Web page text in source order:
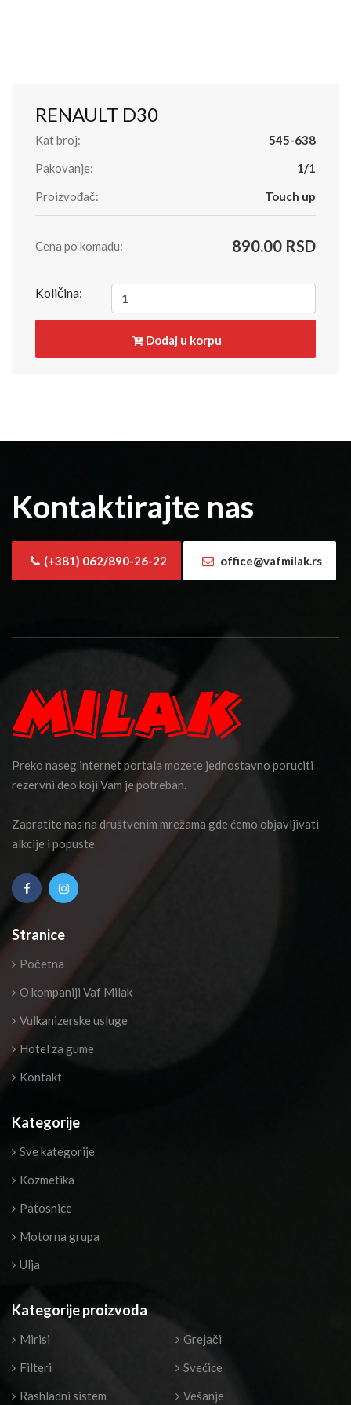
RENAULT D30
Kat broj:
545-638
Pakovanje:
1/1
Proizvođač:
Touch up
Cena po komadu: 890.00 RSD
Količina:
Dodaj u korpu
Kontaktirajte nas
(+381) 062/890-26-22 office@vafmilak.rs
Preko naseg internet portala mozete jednostavno poruciti
rezervni deo koji Vam je potreban.
Zapratite nas na društvenim mrežama gde ćemo objavljivati
alkcije i popuste
Stranice
Početna
O kompaniji Vaf Milak
Vulkanizerske usluge
Hotel za gume
Kontakt
Kategorije
Sve kategorije
Kozmetika
Patosnice
Motorna grupa
Ulja
Kategorije proizvoda
Mirisi
Filteri
Rashladni sistem
Grejači
Svećice
Vešanje